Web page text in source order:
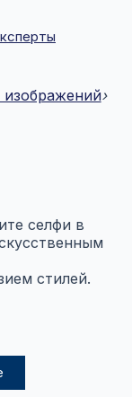
изображений›
селфи в
стилей.